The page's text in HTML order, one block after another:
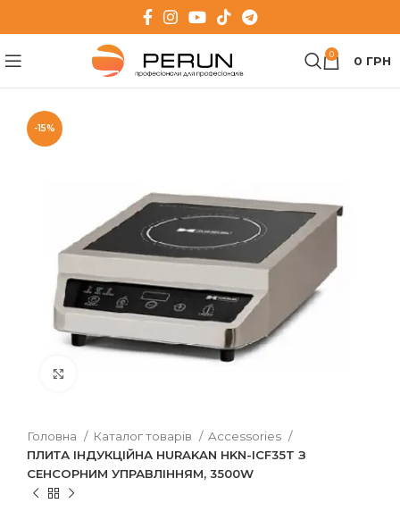
0 0 ГРН
-15%
Головна Каталог товарів
Accessories
ПЛИТА ІНДУКЦІЙНА HURAKAN HKN-ICF35T З
СЕНСОРНИМ УПРАВЛІННЯМ, 3500W